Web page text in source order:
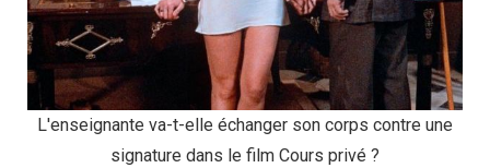
L'enseignante va-t-elle échanger son corps contre une
signature dans le film Cours privé ?